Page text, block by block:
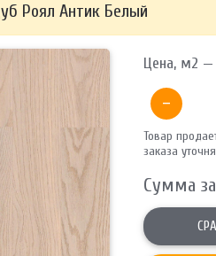
Роял Антик Белый
Цена, м2
-
Товар
заказа
Сумма